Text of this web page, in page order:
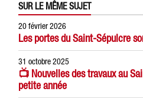
SUR LE MÊME SUJET
20 février 2026
Les portes du Saint-Sépulcre
31 octobre 2025
📺 Nouvelles des travaux au
petite année